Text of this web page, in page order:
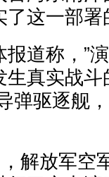
这一部署
称，”演
生真实战
弹驱逐舰
放军空军